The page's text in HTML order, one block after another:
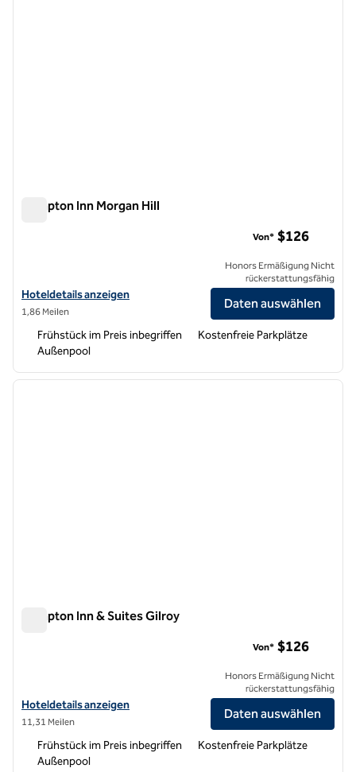
Hampton Inn Morgan Hill
Hoteldetails für Hampton Inn Morgan Hill anzeigen
Hoteldetails anzeigen
1,86 Meilen
Von* $126
Honors Ermäßigung Nicht
rückerstattungsfähig
Daten auswählen
Frühstück im Preis inbegriffen
Kostenfreie Parkplätze
Außenpool
1 von 12
Hampton Inn & Suites Gilroy
Hoteldetails für Hampton Inn & Suites Gilroy anzeigen
Hoteldetails anzeigen
11,31 Meilen
Von* $126
Honors Ermäßigung Nicht
rückerstattungsfähig
Daten auswählen
Frühstück im Preis inbegriffen
Kostenfreie Parkplätze
Außenpool